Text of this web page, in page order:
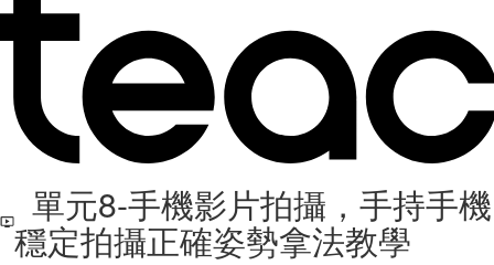
單元8-手機影片拍攝，手持手機
穩定拍攝正確姿勢拿法教學